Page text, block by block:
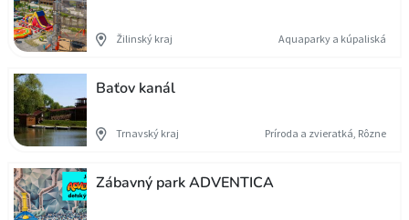
Žilinský kraj Aquaparky a kúpaliská
Baťov kanál
Trnavský kraj Príroda a zvieratká, Rôzne
Zábavný park ADVENTICA